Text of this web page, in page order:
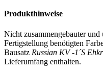
Produkthinweise
Nicht zusammengebauter
Fertigstellung benötigten
Bausatz Russian KV -1´S
Lieferumfang enthalten.